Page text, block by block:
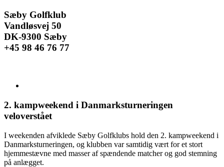
Facebook
Instagram
E-
mail
Sæby Golfklub
Vandløsvej 50
DK-9300 Sæby
+45 98 46 76 77
billede
2. kampweekend i Danmarksturneringen
veloverstået
I weekenden afviklede Sæby Golfklubs hold den 2. kampweekend i
Danmarksturneringen, og klubben var samtidig vært for et stort
hjemmestævne med masser af spændende matcher og god stemning
på anlægget.